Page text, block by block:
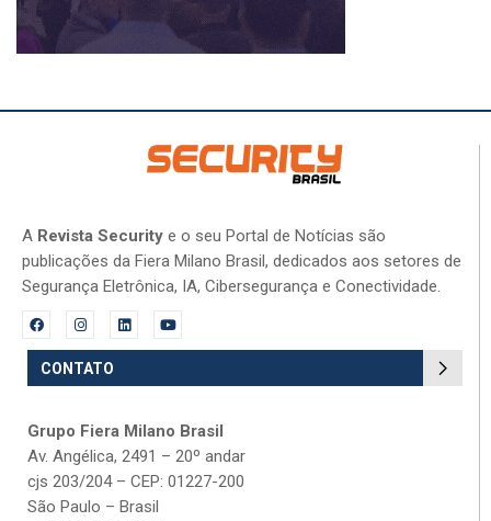
A Revista Security e o seu Portal de Notícias são
publicações da Fiera Milano Brasil, dedicados aos setores de
Segurança Eletrônica, IA, Cibersegurança e Conectividade.
CONTATO
Grupo Fiera Milano Brasil
Av. Angélica, 2491 – 20º andar
cjs 203/204 – CEP: 01227-200
São Paulo – Brasil